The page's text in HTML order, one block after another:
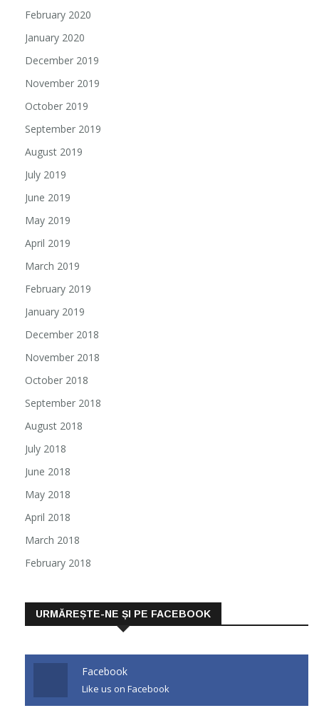
February 2020
January 2020
December 2019
November 2019
October 2019
September 2019
August 2019
July 2019
June 2019
May 2019
April 2019
March 2019
February 2019
January 2019
December 2018
November 2018
October 2018
September 2018
August 2018
July 2018
June 2018
May 2018
April 2018
March 2018
February 2018
URMĂREȘTE-NE ȘI PE FACEBOOK
Facebook
Like us on Facebook